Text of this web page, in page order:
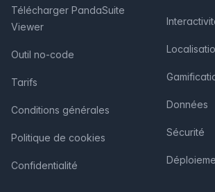
Télécharger PandaSuite
Viewer
Outil no-code
Tarifs
Conditions générales
Politique de cookies
Confidentialité
Données
Sécurité